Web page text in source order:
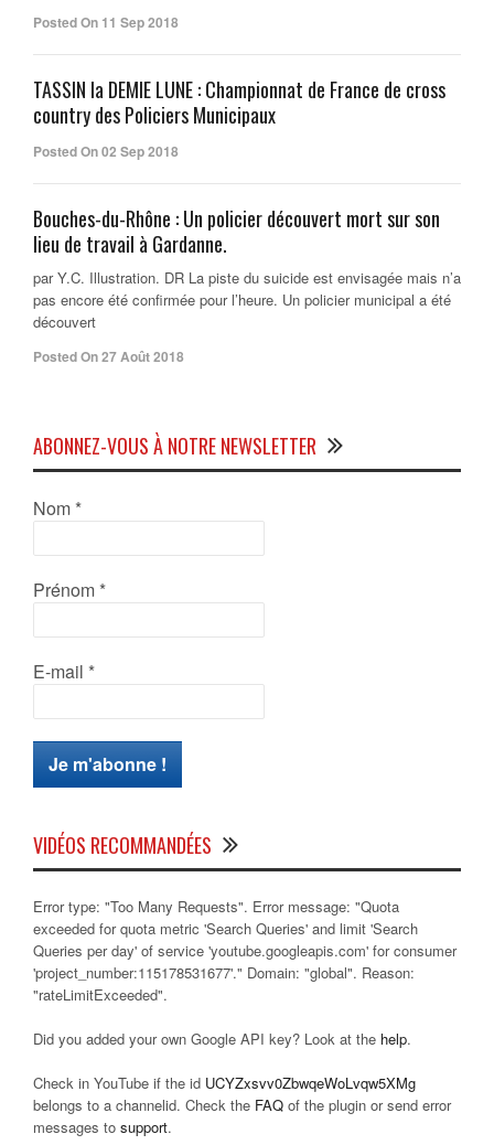
Posted On 11 Sep 2018
TASSIN la DEMIE LUNE : Championnat de France de cross
country des Policiers Municipaux
Posted On 02 Sep 2018
Bouches-du-Rhône : Un policier découvert mort sur son
lieu de travail à Gardanne.
par Y.C. Illustration. DR La piste du suicide est envisagée mais n’a
pas encore été confirmée pour l’heure. Un policier municipal a été
découvert
Posted On 27 Août 2018
ABONNEZ-VOUS À NOTRE NEWSLETTER
Nom *
Prénom *
E-mail *
VIDÉOS RECOMMANDÉES
Error type: "Too Many Requests". Error message: "Quota
exceeded for quota metric 'Search Queries' and limit 'Search
Queries per day' of service 'youtube.googleapis.com' for consumer
'project_number:115178531677'." Domain: "global". Reason:
"rateLimitExceeded".
Did you added your own Google API key? Look at the help.
Check in YouTube if the id UCYZxsvv0ZbwqeWoLvqw5XMg
belongs to a channelid. Check the FAQ of the plugin or send error
messages to support.